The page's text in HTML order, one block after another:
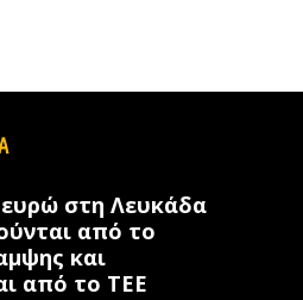
στη Λευκάδα
από το
και
από το ΤΕΕ